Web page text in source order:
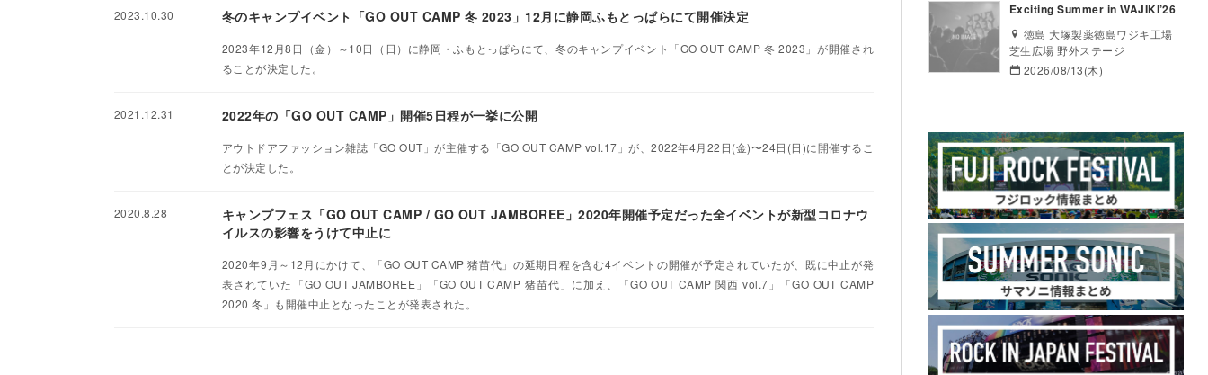
2023.10.30 冬のキャンプイベント「GO OUT CAMP 冬 2023」12月に静岡ふもとっぱらにて開催決定
2023年12月8日（金）～10日（日）に静岡・ふもとっぱらにて、冬のキャンプイベント「GO OUT CAMP 冬 2023」が開催され
ることが決定した。
2021.12.31 2022年の「GO OUT CAMP」開催5日程が一挙に公開
アウトドアファッション雑誌「GO OUT」が主催する「GO OUT CAMP vol.17」が、2022年4月22日(金)〜24日(日)に開催するこ
とが決定した。
2020.8.28
キャンプフェス「GO OUT CAMP / GO OUT JAMBOREE」2020年開催予定だった全イベントが新型コロナウ
イルスの影響をうけて中止に
2020年9月～12月にかけて、「GO OUT CAMP 猪苗代」の延期日程を含む4イベントの開催が予定されていたが、既に中止が発
表されていた「GO OUT JAMBOREE」「GO OUT CAMP 猪苗代」に加え、「GO OUT CAMP 関西 vol.7」「GO OUT CAMP
2020 冬」も開催中止となったことが発表された。
Exciting Summer in WAJIKI’26
徳島 大塚製薬徳島ワジキ工場
芝生広場 野外ステージ
2026/08/13(木)